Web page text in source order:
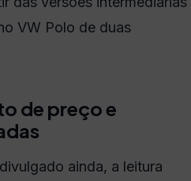
VW Polo de duas
de preço e
ainda, a leitura